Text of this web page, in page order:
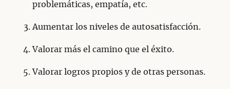
problemáticas, empatía, etc.
Aumentar los niveles de autosatisfacción.
Valorar más el camino que el éxito.
Valorar logros propios y de otras personas.